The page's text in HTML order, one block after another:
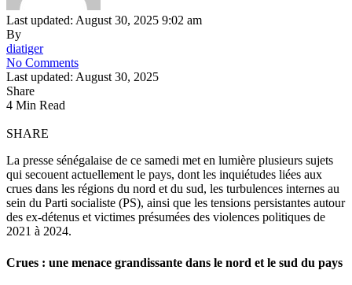
Last updated: August 30, 2025 9:02 am
By
diatiger
No Comments
Last updated: August 30, 2025
Share
4 Min Read
SHARE
La presse sénégalaise de ce samedi met en lumière plusieurs sujets
qui secouent actuellement le pays, dont les inquiétudes liées aux
crues dans les régions du nord et du sud, les turbulences internes au
sein du Parti socialiste (PS), ainsi que les tensions persistantes autour
des ex-détenus et victimes présumées des violences politiques de
2021 à 2024.
Crues : une menace grandissante dans le nord et le sud du pays